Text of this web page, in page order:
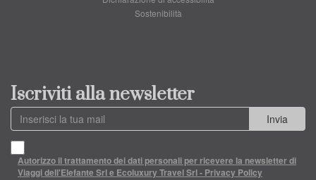
Sostenibilità
Iscriviti alla newsletter
Invia
Autorizzo il trattamento dei dati personali per ricevere la newsletter di
Viaggi dell'Elefante Srl e Ecoluxury Travel Srl - Privacy Policy